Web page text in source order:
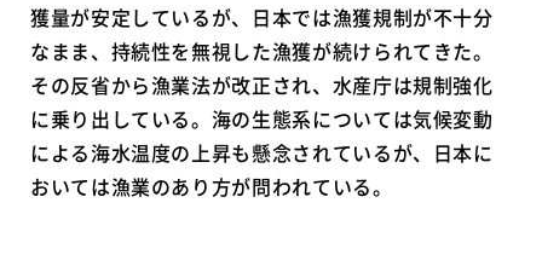
獲量が安定しているが、日本では漁獲規制が不十分
なまま、持続性を無視した漁獲が続けられてきた。
その反省から漁業法が改正され、水産庁は規制強化
に乗り出している。海の生態系については気候変動
による海水温度の上昇も懸念されているが、日本に
おいては漁業のあり方が問われている。